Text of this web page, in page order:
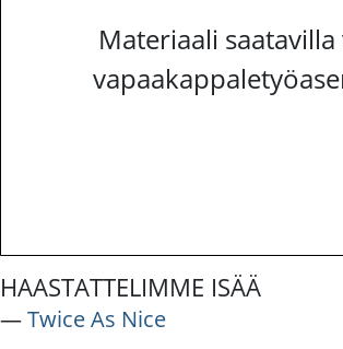
Materiaali saatavilla
HAASTATTELIMME ISÄÄ
―Twice As Nice